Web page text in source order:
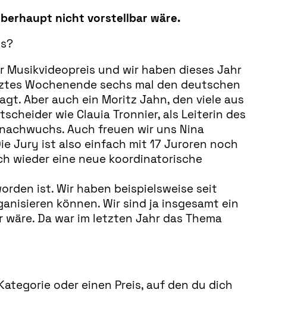
nicht vorstellbar wäre.
Musikvideopreis und wir haben dieses Jahr
Wochenende sechs mal den deutschen
Aber auch ein Moritz Jahn, den viele aus
wie Clauia Tronnier, als Leiterin des
Auch freuen wir uns Nina
Jury ist also einfach mit 17 Juroren noch
wieder eine neue koordinatorische
ist. Wir haben beispielsweise seit
können. Wir sind ja insgesamt ein
Da war im letzten Jahr das Thema
oder einen Preis, auf den du dich